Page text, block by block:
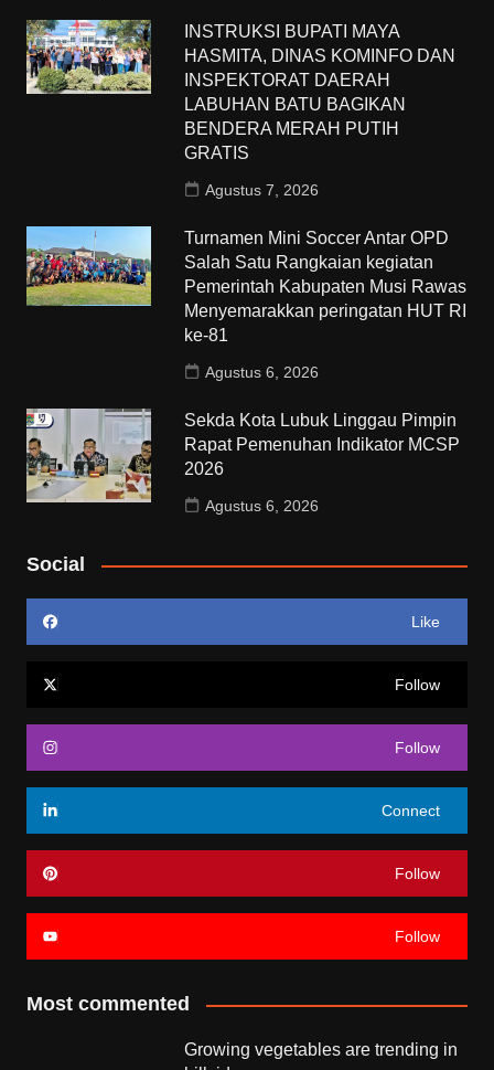
INSTRUKSI BUPATI MAYA
HASMITA, DINAS KOMINFO DAN
INSPEKTORAT DAERAH
LABUHAN BATU BAGIKAN
BENDERA MERAH PUTIH
GRATIS
Agustus 7, 2026
Turnamen Mini Soccer Antar OPD
Salah Satu Rangkaian kegiatan
Pemerintah Kabupaten Musi Rawas
Menyemarakkan peringatan HUT RI
ke-81
Agustus 6, 2026
Sekda Kota Lubuk Linggau Pimpin
Rapat Pemenuhan Indikator MCSP
2026
Agustus 6, 2026
Social
Like
Follow
Follow
Connect
Follow
Follow
Most commented
Growing vegetables are trending in